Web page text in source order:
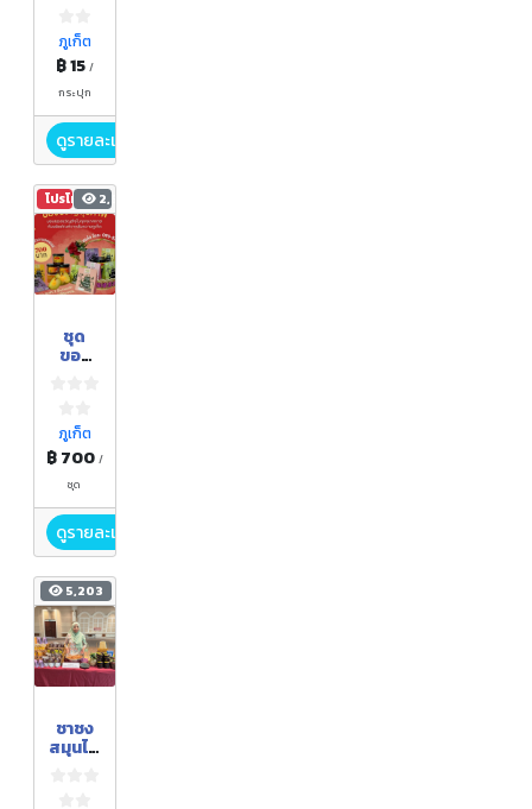
200
กรัม)
ภูเก็ต
฿ 15 /
กระปุก
ดูรายละเอียด
โปรโมชัน 2,510
ชุด
ของ
ภูเก็ต
฿ 700 /
ชุด
ดูรายละเอียด
5,203
ชาชง
สมุนไพ